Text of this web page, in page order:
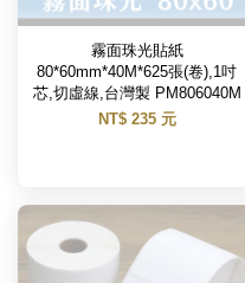
霧面珠光貼紙
80*60mm*40M*625張(卷),1吋
芯,切虛線,台灣製 PM806040M
NT$ 235 元